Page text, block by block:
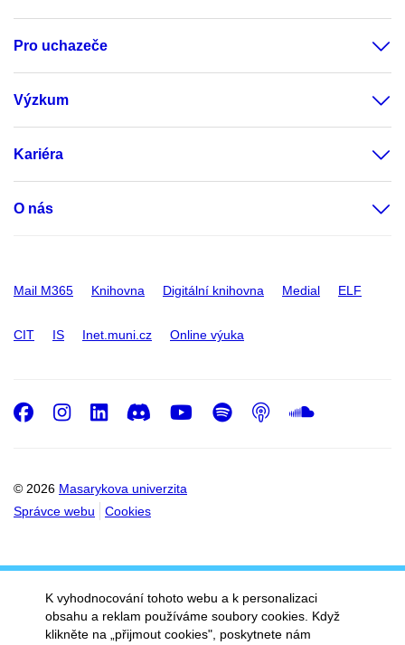
Pro uchazeče
Výzkum
Kariéra
O nás
Mail M365 Knihovna Digitální knihovna Medial ELF
CIT IS Inet.muni.cz Online výuka
© 2026 Masarykova univerzita
Správce webu
Cookies
Facebook
Instagram
LinkedIn
DiscordYoutube
Spotify
Podcast
K vyhodnocování tohoto webu a k personalizaci
obsahu a reklam používáme soubory cookies. Když
klikněte na „přijmout cookies", poskytnete nám